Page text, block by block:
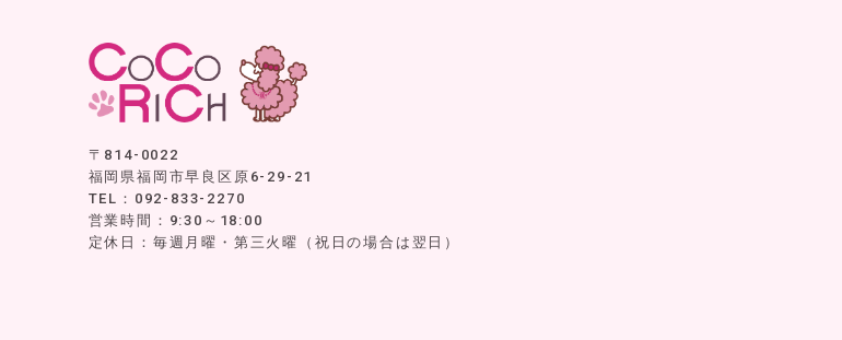
〒814-0022
福岡県福岡市早良区原6-29-21
TEL：092-833-2270
営業時間：9:30～18:00
定休日：毎週月曜・第三火曜（祝日の場合は翌日）